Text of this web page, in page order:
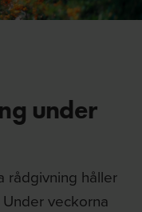
under
rådgivning håller
veckorna